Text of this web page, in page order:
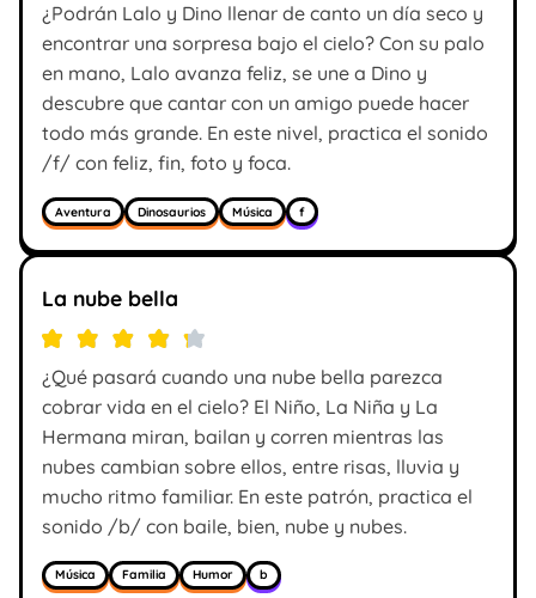
¿Podrán Lalo y Dino llenar de canto un día seco y
encontrar una sorpresa bajo el cielo? Con su palo
en mano, Lalo avanza feliz, se une a Dino y
descubre que cantar con un amigo puede hacer
todo más grande. En este nivel, practica el sonido
/f/ con feliz, fin, foto y foca.
Aventura Dinosaurios Música f
La nube bella
¿Qué pasará cuando una nube bella parezca
cobrar vida en el cielo? El Niño, La Niña y La
Hermana miran, bailan y corren mientras las
nubes cambian sobre ellos, entre risas, lluvia y
mucho ritmo familiar. En este patrón, practica el
sonido /b/ con baile, bien, nube y nubes.
Música Familia Humor b